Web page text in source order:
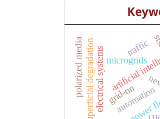
power
automation
artificial
electrical systems
superficial degradation microgrids
grid-on
traffic
polarized media